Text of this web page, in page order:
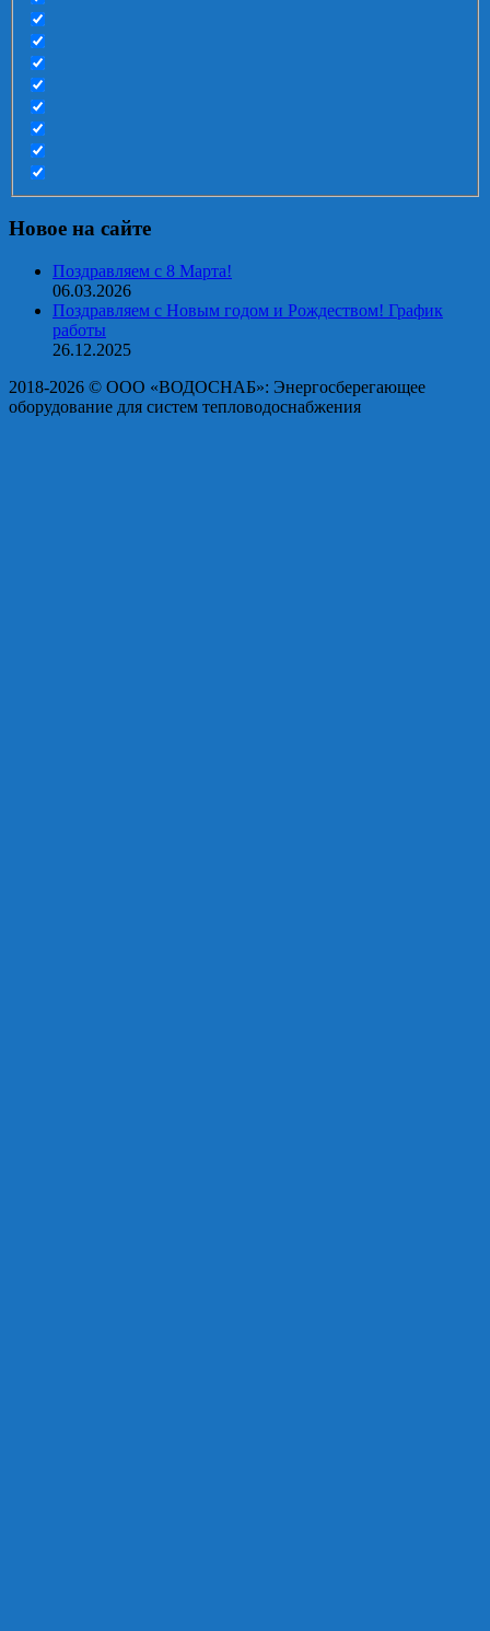
Новое на сайте
Поздравляем с 8 Марта!
06.03.2026
Поздравляем с Новым годом и Рождеством! График
работы
26.12.2025
2018-2026 © OOO «ВОДОСНАБ»: Энергосберегающее
оборудование для систем тепловодоснабжения